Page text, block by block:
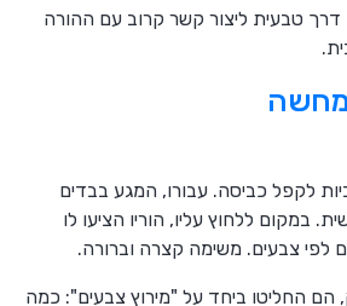
דרך טבעית ליצור קשר קרוב עם ההורה
סירב בעקביות לקפל כביסה. עבורו, המגע בבדים
במקום ללחוץ עליו, הוריו הציעו לו
לפי צבעים. משימה קצרה וברורה.
החליטו ביחד על "מירוץ צבעים": כמה